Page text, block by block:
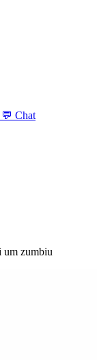
💬 Chat
um zumbiu